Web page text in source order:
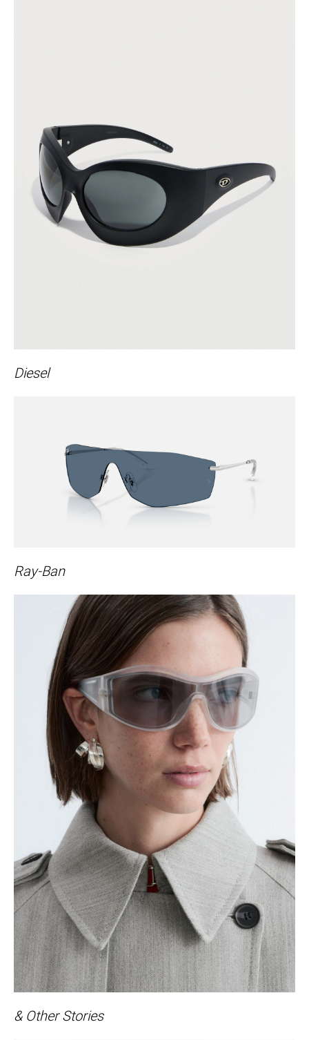
Diesel
Ray-Ban
& Other Stories